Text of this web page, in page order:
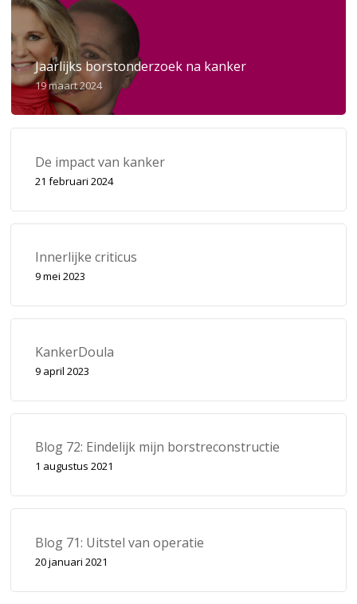
Jaarlijks borstonderzoek na kanker
19 maart 2024
De impact van kanker
21 februari 2024
Innerlijke criticus
9 mei 2023
KankerDoula
9 april 2023
Blog 72: Eindelijk mijn borstreconstructie
1 augustus 2021
Blog 71: Uitstel van operatie
20 januari 2021